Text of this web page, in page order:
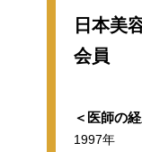
日本美
会員
＜医師の
1997年